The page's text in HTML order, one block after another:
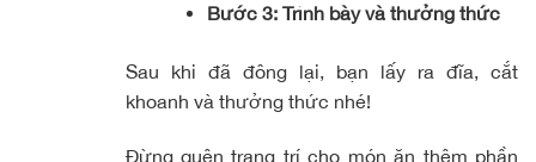
Bước 3: Trình bày và thưởng thức
Sau khi đã đông lại, bạn lấy ra đĩa, cắt
khoanh và thưởng thức nhé!
Đừng quên trang trí cho món ăn thêm phần